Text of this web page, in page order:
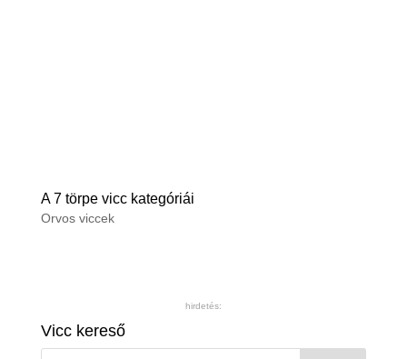
A 7 törpe vicc kategóriái
Orvos viccek
hirdetés:
Vicc kereső